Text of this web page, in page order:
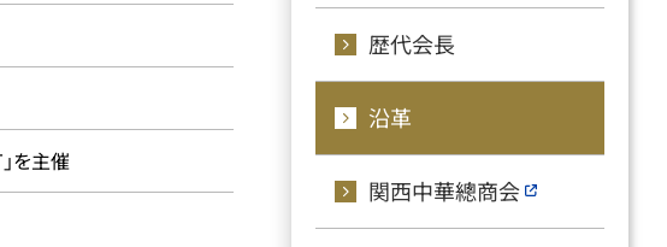
を主催
歴代会長
沿革
関西中華總商会